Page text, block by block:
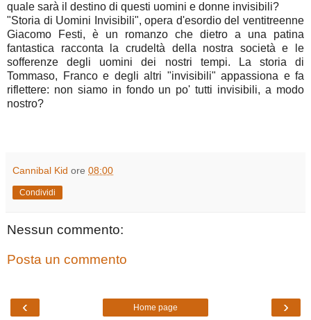
quale sarà il destino di questi uomini e donne invisibili?
"Storia di Uomini Invisibili", opera d'esordio del ventitreenne
Giacomo Festi, è un romanzo che dietro a una patina
fantastica racconta la crudeltà della nostra società e le
sofferenze degli uomini dei nostri tempi. La storia di
Tommaso, Franco e degli altri "invisibili" appassiona e fa
riflettere: non siamo in fondo un po' tutti invisibili, a modo
nostro?
Cannibal Kid ore 08:00
Condividi
Nessun commento:
Posta un commento
‹ ›
Home page